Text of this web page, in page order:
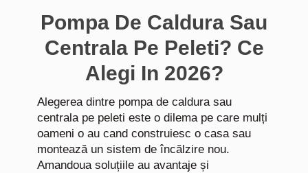
Pompa De Caldura Sau
Centrala Pe Peleti? Ce
Alegi In 2026?
Alegerea dintre pompa de caldura sau
centrala pe peleti este o dilema pe care mulți
oameni o au cand construiesc o casa sau
montează un sistem de încălzire nou.
Amandoua soluțiile au avantaje și